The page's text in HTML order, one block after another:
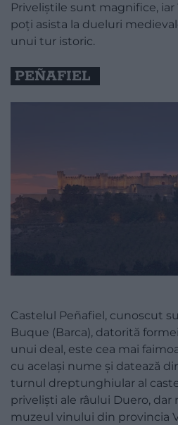
Priveliștile sunt magnifice,
poți asista la dueluri
unui tur istoric.
PEÑAFIEL
Castelul Peñafiel, cunoscut
Buque (Barca), datorită
unui deal, este cea mai
cu același nume și datează
turnul dreptunghiular al
priveliști ale râului Duero, dar
muzeul vinului din provincia